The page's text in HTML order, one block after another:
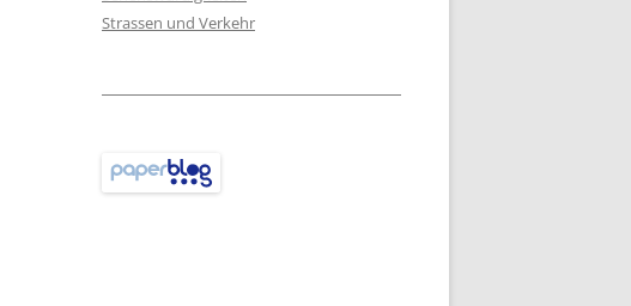
Strassen und Verkehr